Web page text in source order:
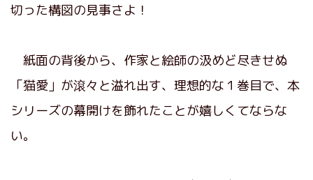
切った構図の見事さよ！
紙面の背後から、作家と絵師の汲めど尽きせぬ
「猫愛」が滾々と溢れ出す、理想的な１巻目で、本
シリーズの幕開けを飾れたことが嬉しくてならな
い。